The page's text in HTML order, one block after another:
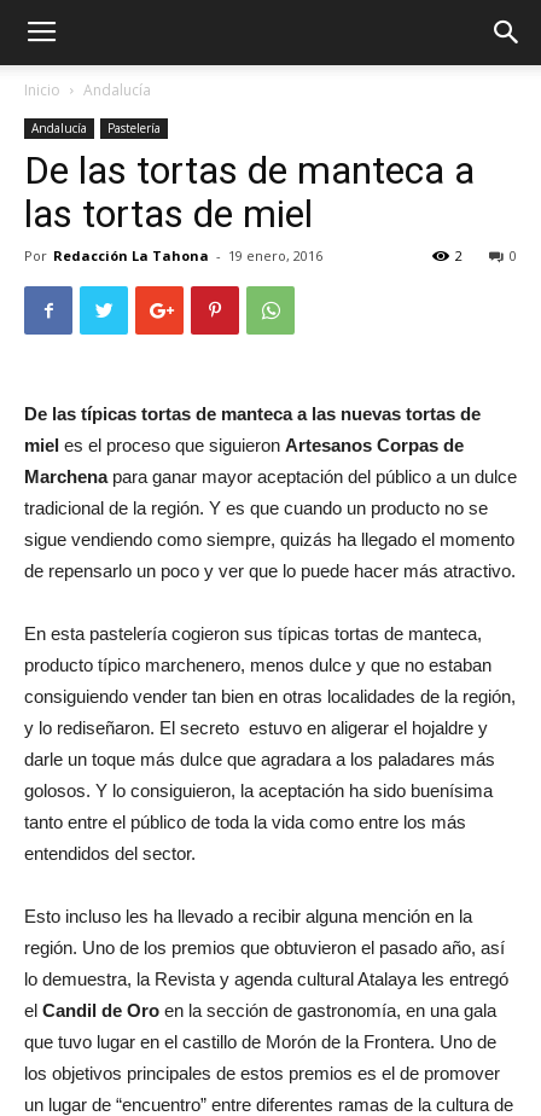
Inicio Andalucía
Andalucía Pastelería
De las tortas de manteca a
las tortas de miel
Por Redacción La Tahona - 19 enero, 2016 0
2
De las típicas tortas de manteca a las nuevas tortas de
miel es el proceso que siguieron Artesanos Corpas de
Marchenapara ganar mayor aceptación del público a un dulce
tradicional de la región. Y es que cuando un producto no se
sigue vendiendo como siempre, quizás ha llegado el momento
de repensarlo un poco y ver que lo puede hacer más atractivo.
En esta pastelería cogieron sus típicas tortas de manteca,
producto típico marchenero, menos dulce y que no estaban
consiguiendo vender tan bien en otras localidades de la región,
y lo rediseñaron. El secreto estuvo en aligerar el hojaldre y
darle un toque más dulce que agradara a los paladares más
golosos. Y lo consiguieron, la aceptación ha sido buenísima
tanto entre el público de toda la vida como entre los más
entendidos del sector.
Esto incluso les ha llevado a recibir alguna mención en la
región. Uno de los premios que obtuvieron el pasado año, así
lo demuestra, la Revista y agenda cultural Atalaya les entregó
el Candil de Oro en la sección de gastronomía, en una gala
que tuvo lugar en el castillo de Morón de la Frontera. Uno de
los objetivos principales de estos premios es el de promover
un lugar de “encuentro” entre diferentes ramas de la cultura de